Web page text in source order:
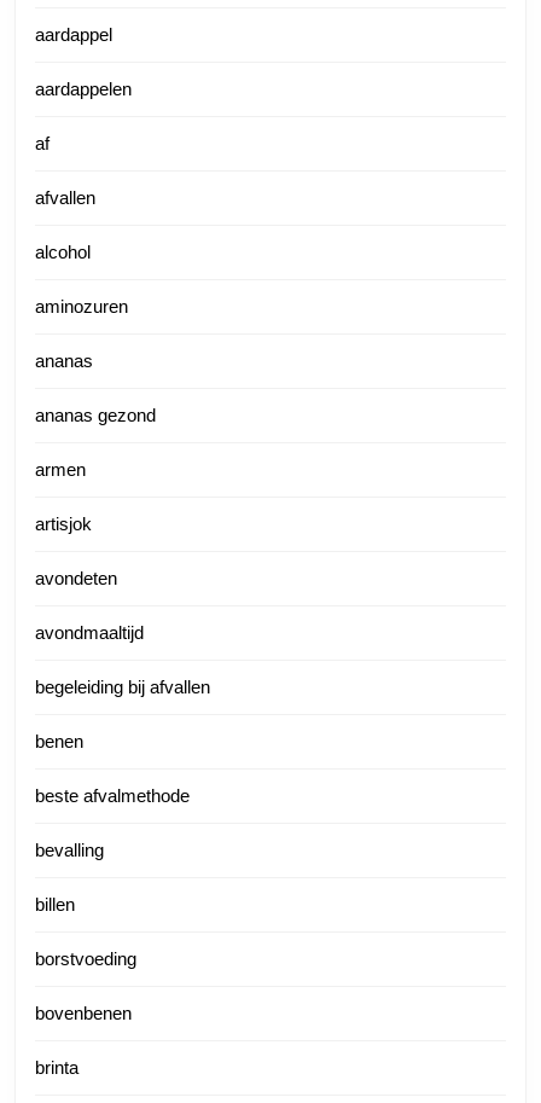
aardappel
aardappelen
af
afvallen
alcohol
aminozuren
ananas
ananas gezond
armen
artisjok
avondeten
avondmaaltijd
begeleiding bij afvallen
benen
beste afvalmethode
bevalling
billen
borstvoeding
bovenbenen
brinta